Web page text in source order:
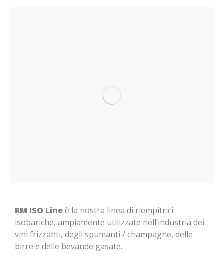
RM ISO Lineè la nostra linea di riempitrici
isobariche, ampiamente utilizzate nell’industria dei
vini frizzanti, degli spumanti / champagne, delle
birre e delle bevande gasate.